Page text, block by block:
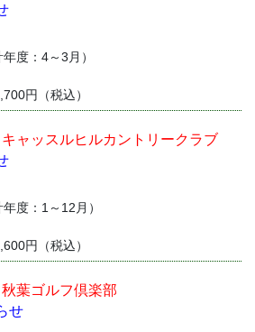
度：4～3月）
円（税込）
キャッスルヒルカントリークラブ
度：1～12月）
円（税込）
秋葉ゴルフ倶楽部
せ